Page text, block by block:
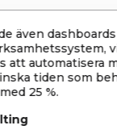
och
vilket
många av
behövs för